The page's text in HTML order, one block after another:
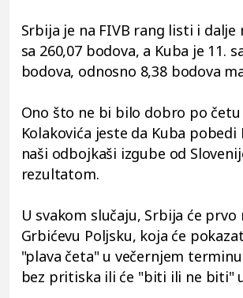
Srbija je na FIVB rang listi i dalje
sa 260,07 bodova, a Kuba je 11.
bodova, odnosno 8,38 bodova
Ono što ne bi bilo dobro po
Kolakovića jeste da Kuba pobedi
naši odbojkaši izgube od
rezultatom.
U svakom slučaju, Srbija će prvo
Grbićevu Poljsku, koja će
"plava četa" u večernjem
bez pritiska ili će "biti ili ne biti"